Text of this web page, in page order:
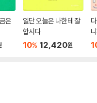
은
일단 오늘은 나한테 잘
합시다
10% 12,420원